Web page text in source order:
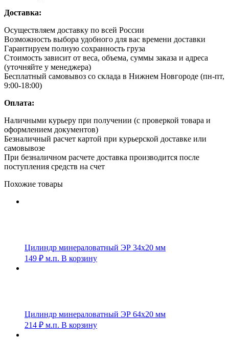
Доставка:
Осуществляем доставку по всей России
Возможность выбора удобного для вас времени доставки
Гарантируем полную сохранность груза
Стоимость зависит от веса, объема, суммы заказа и адреса
(уточняйте у менеджера)
Бесплатный самовывоз со склада в Нижнем Новгороде (пн-пт,
9:00-18:00)
Оплата:
Наличными курьеру при получении (с проверкой товара и
оформлением документов)
Безналичный расчет картой при курьерской доставке или
самовывозе
При безналичном расчете доставка производится после
поступления средств на счет
Похожие товары
Цилиндр минераловатный ЭР 34х20 мм
149 ₽ м.п. В корзину
Цилиндр минераловатный ЭР 64х20 мм
214 ₽ м.п. В корзину